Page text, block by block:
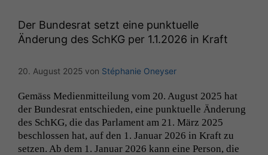
Der Bundesrat setzt eine punktuelle
Änderung des SchKG per 1.1.2026 in Kraft
20. August 2025 von Stéphanie Oneyser
Gemäss Medi­en­mit­teilung vom 20. August 2025 hat
der Bun­desrat entsch­ieden, eine punk­tuelle Änderung
des SchKG, die das Par­la­ment am 21. März 2025
beschlossen hat, auf den 1. Jan­u­ar 2026 in Kraft zu
set­zen. Ab dem 1. Jan­u­ar 2026 kann eine Per­son, die